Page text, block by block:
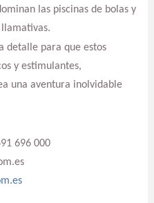
las piscinas de bolas y
detalle para que estos
y estimulantes,
una aventura inolvidable
696 000